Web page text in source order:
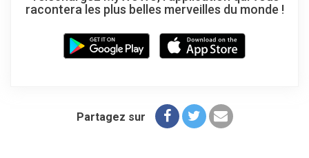
racontera les plus belles merveilles du monde !
Partagez sur